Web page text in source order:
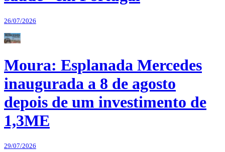
26/07/2026
Moura: Esplanada Mercedes
inaugurada a 8 de agosto
depois de um investimento de
1,3ME
29/07/2026